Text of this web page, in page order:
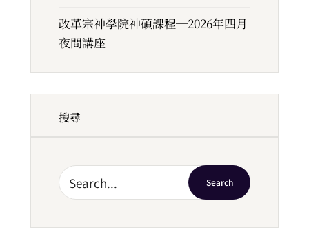
改革宗神學院神碩課程─2026年四月
夜間講座
搜尋
Search